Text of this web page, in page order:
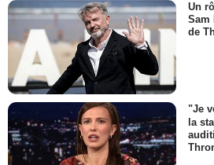
Un
Sam
de
"Je
la